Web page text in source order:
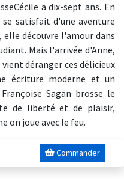
a dix-sept ans. En
se satisfait d'une aventure
elle découvre l'amour dans
Mais l'arrivée d'Anne,
déranger ces délicieux
écriture moderne et un
Sagan brosse le
de liberté et de plaisir,
on joue avec le feu.
Commander